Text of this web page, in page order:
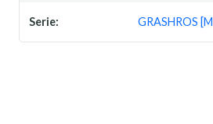
Serie: GRASHROS